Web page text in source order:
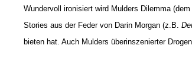
Wundervoll ironisiert wird Mulders Dilemma
Stories aus der Feder von Darin Morgan (z.B.
bieten hat. Auch Mulders überinszenierter